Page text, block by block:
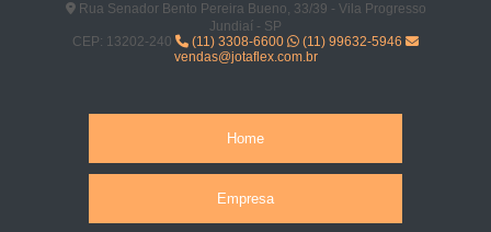
Rua Senador Bento Pereira Bueno, 33/39 - Vila Progresso
Jundiaí - SP
CEP: 13202-240
(11) 3308-6600
(11) 99632-5946
vendas@jotaflex.com.br
Home
Empresa